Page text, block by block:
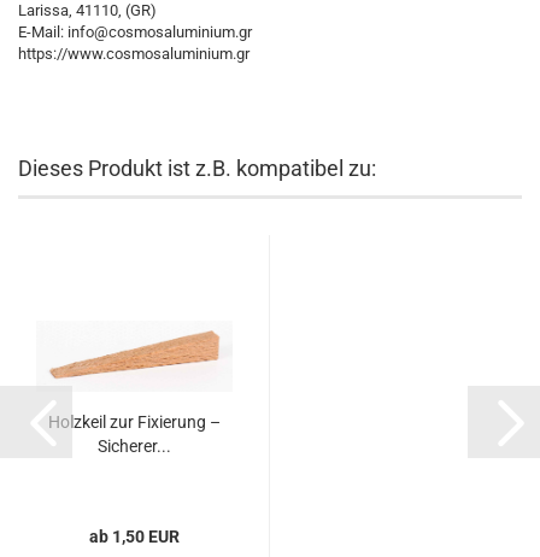
Larissa, 41110, (GR)
E-Mail: info@cosmosaluminium.gr
https://www.cosmosaluminium.gr
Dieses Produkt ist z.B. kompatibel zu:
Holzkeil zur Fixierung –
Sicherer...
ab 1,50 EUR